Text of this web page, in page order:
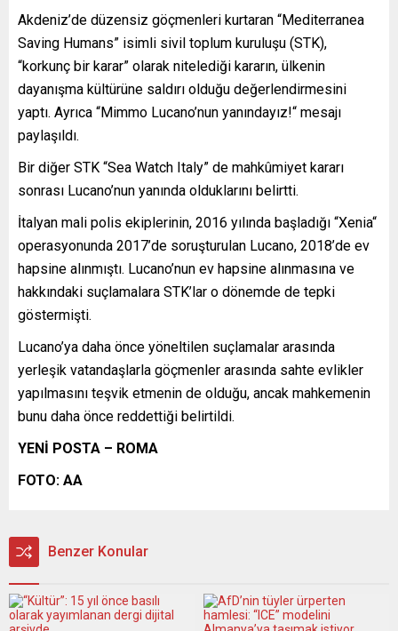
Akdeniz’de düzensiz göçmenleri kurtaran “Mediterranea
Saving Humans” isimli sivil toplum kuruluşu (STK),
“korkunç bir karar” olarak nitelediği kararın, ülkenin
dayanışma kültürüne saldırı olduğu değerlendirmesini
yaptı. Ayrıca “Mimmo Lucano’nun yanındayız!“ mesajı
paylaşıldı.
Bir diğer STK “Sea Watch Italy” de mahkûmiyet kararı
sonrası Lucano’nun yanında olduklarını belirtti.
İtalyan mali polis ekiplerinin, 2016 yılında başladığı “Xenia“
operasyonunda 2017’de soruşturulan Lucano, 2018’de ev
hapsine alınmıştı. Lucano’nun ev hapsine alınmasına ve
hakkındaki suçlamalara STK’lar o dönemde de tepki
göstermişti.
Lucano’ya daha önce yöneltilen suçlamalar arasında
yerleşik vatandaşlarla göçmenler arasında sahte evlikler
yapılmasını teşvik etmenin de olduğu, ancak mahkemenin
bunu daha önce reddettiği belirtildi.
YENİ POSTA – ROMA
FOTO: AA
Benzer Konular